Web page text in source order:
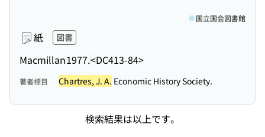
紙 図書
Macmillan1977.<DC413-84>
国立国会図書館
著者標目 Chartres, J. A. Economic History Society.
検索結果は以上です。